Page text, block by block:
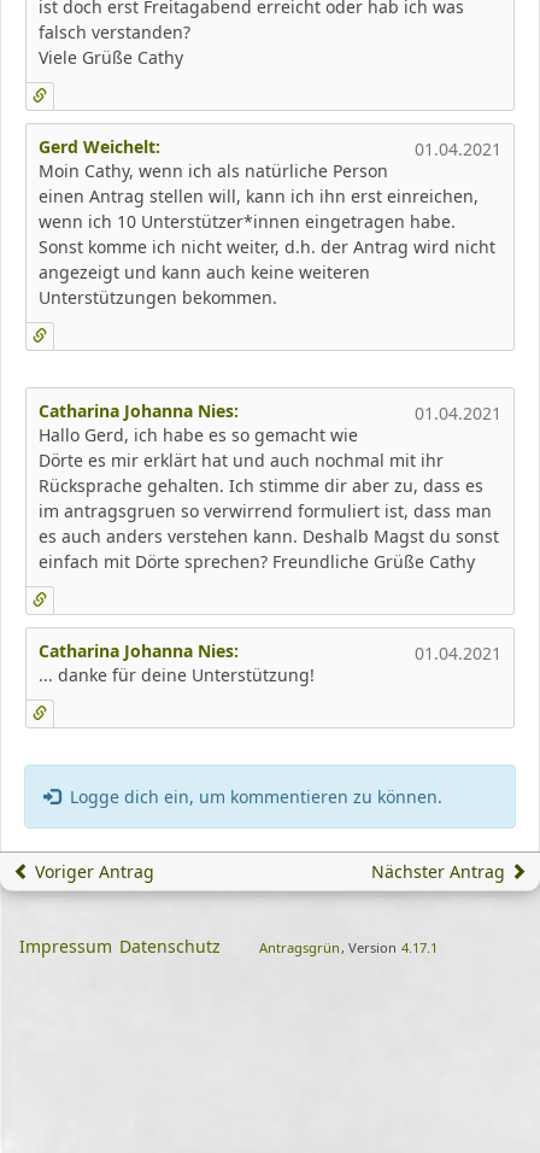
ist doch erst Freitagabend erreicht oder hab ich was
falsch verstanden?
Viele Grüße Cathy
01.04.2021
Gerd Weichelt:
Moin Cathy, wenn ich als natürliche Person
einen Antrag stellen will, kann ich ihn erst einreichen,
wenn ich 10 Unterstützer*innen eingetragen habe.
Sonst komme ich nicht weiter, d.h. der Antrag wird nicht
angezeigt und kann auch keine weiteren
Unterstützungen bekommen.
01.04.2021
Catharina Johanna Nies:
Hallo Gerd, ich habe es so gemacht wie
Dörte es mir erklärt hat und auch nochmal mit ihr
Rücksprache gehalten. Ich stimme dir aber zu, dass es
im antragsgruen so verwirrend formuliert ist, dass man
es auch anders verstehen kann. Deshalb Magst du sonst
einfach mit Dörte sprechen? Freundliche Grüße Cathy
01.04.2021
Catharina Johanna Nies:
... danke für deine Unterstützung!
Logge dich ein, um kommentieren zu können.
Voriger Antrag Nächster Antrag
Impressum Datenschutz Antragsgrün , Version 4.17.1